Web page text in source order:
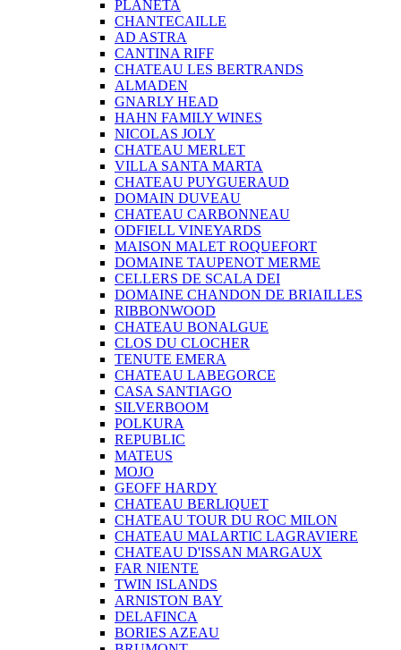
PLANETA
CHANTECAILLE
AD ASTRA
CANTINA RIFF
CHATEAU LES BERTRANDS
ALMADEN
GNARLY HEAD
HAHN FAMILY WINES
NICOLAS JOLY
CHATEAU MERLET
VILLA SANTA MARTA
CHATEAU PUYGUERAUD
DOMAIN DUVEAU
CHATEAU CARBONNEAU
ODFIELL VINEYARDS
MAISON MALET ROQUEFORT
DOMAINE TAUPENOT MERME
CELLERS DE SCALA DEI
DOMAINE CHANDON DE BRIAILLES
RIBBONWOOD
CHATEAU BONALGUE
CLOS DU CLOCHER
TENUTE EMERA
CHATEAU LABEGORCE
CASA SANTIAGO
SILVERBOOM
POLKURA
REPUBLIC
MATEUS
MOJO
GEOFF HARDY
CHATEAU BERLIQUET
CHATEAU TOUR DU ROC MILON
CHATEAU MALARTIC LAGRAVIERE
CHATEAU D'ISSAN MARGAUX
FAR NIENTE
TWIN ISLANDS
ARNISTON BAY
DELAFINCA
BORIES AZEAU